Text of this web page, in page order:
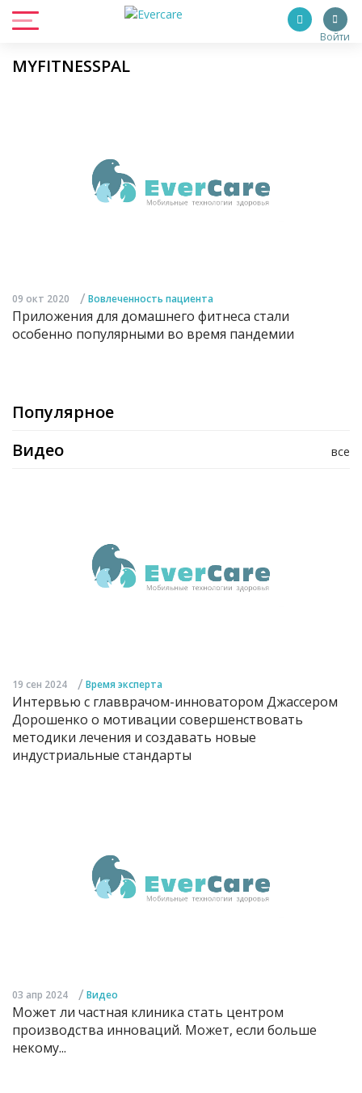
Войти
MYFITNESSPAL
09 окт 2020 / Вовлеченность пациента
Приложения для домашнего фитнеса стали
особенно популярными во время пандемии
Популярное
все
Видео
19 сен 2024 / Время эксперта
Интервью с главврачом-инноватором Джассером
Дорошенко о мотивации совершенствовать
методики лечения и создавать новые
индустриальные стандарты
03 апр 2024 / Видео
Может ли частная клиника стать центром
производства инноваций. Может, если больше
некому...